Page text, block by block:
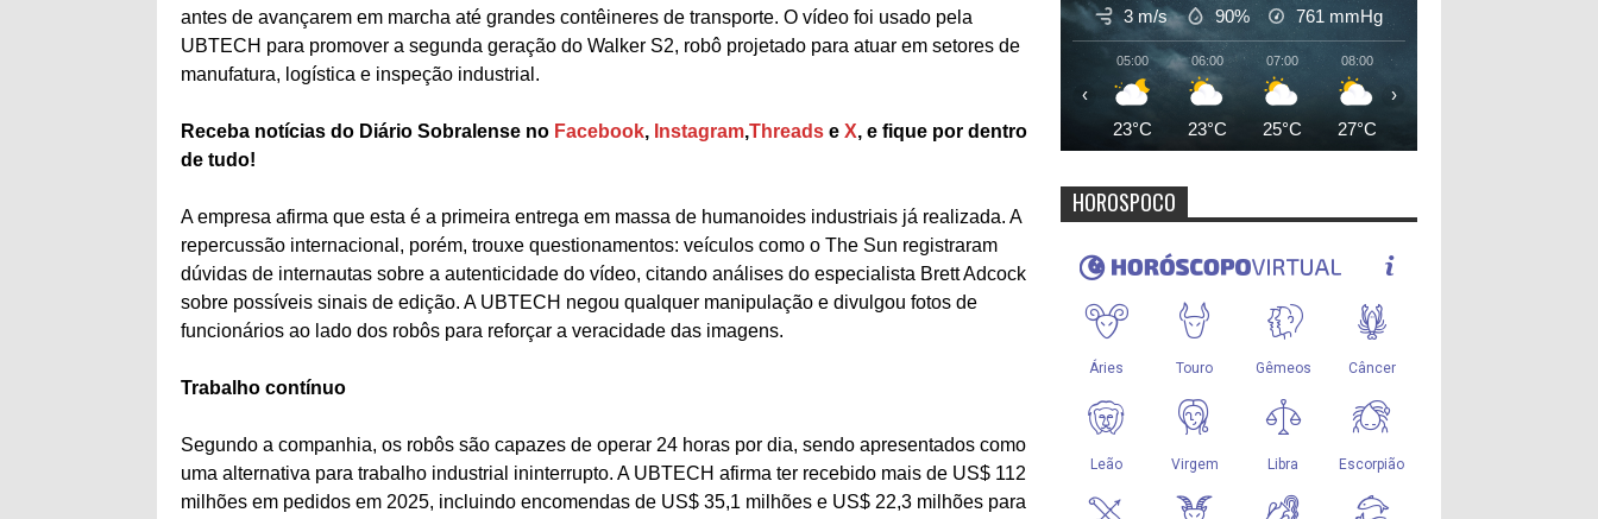
antes de avançarem em marcha até grandes contêineres de transporte. O vídeo foi usado pela
UBTECH para promover a segunda geração do Walker S2, robô projetado para atuar em setores de
manufatura, logística e inspeção industrial.
Receba notícias do Diário Sobralense no Facebook, Instagram,Threads e X, e fique por dentro
de tudo!
A empresa afirma que esta é a primeira entrega em massa de humanoides industriais já realizada. A
repercussão internacional, porém, trouxe questionamentos: veículos como o The Sun registraram
dúvidas de internautas sobre a autenticidade do vídeo, citando análises do especialista Brett Adcock
sobre possíveis sinais de edição. A UBTECH negou qualquer manipulação e divulgou fotos de
funcionários ao lado dos robôs para reforçar a veracidade das imagens.
Trabalho contínuo
Segundo a companhia, os robôs são capazes de operar 24 horas por dia, sendo apresentados como
uma alternativa para trabalho industrial ininterrupto. A UBTECH afirma ter recebido mais de US$ 112
milhões em pedidos em 2025, incluindo encomendas de US$ 35,1 milhões e US$ 22,3 milhões para
3 m/s 90% 761 mmHg
05:00
23°C
06:00
23°C
07:00
25°C
08:00
27°C
‹ ›
HOROSPOCO